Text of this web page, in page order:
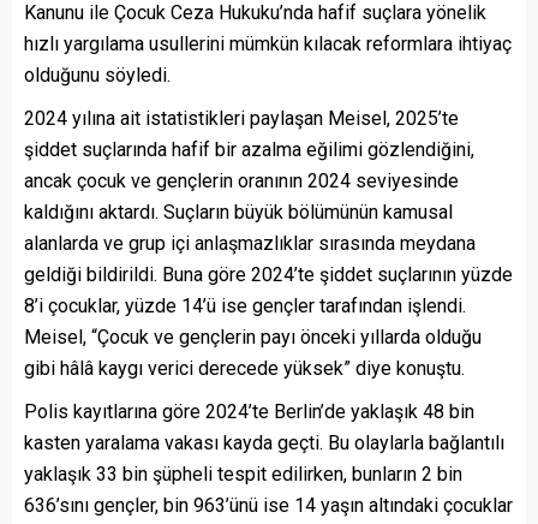
Kanunu ile Çocuk Ceza Hukuku’nda hafif suçlara yönelik
hızlı yargılama usullerini mümkün kılacak reformlara ihtiyaç
olduğunu söyledi.
2024 yılına ait istatistikleri paylaşan Meisel, 2025’te
şiddet suçlarında hafif bir azalma eğilimi gözlendiğini,
ancak çocuk ve gençlerin oranının 2024 seviyesinde
kaldığını aktardı. Suçların büyük bölümünün kamusal
alanlarda ve grup içi anlaşmazlıklar sırasında meydana
geldiği bildirildi. Buna göre 2024’te şiddet suçlarının yüzde
8’i çocuklar, yüzde 14’ü ise gençler tarafından işlendi.
Meisel, “Çocuk ve gençlerin payı önceki yıllarda olduğu
gibi hâlâ kaygı verici derecede yüksek” diye konuştu.
Polis kayıtlarına göre 2024’te Berlin’de yaklaşık 48 bin
kasten yaralama vakası kayda geçti. Bu olaylarla bağlantılı
yaklaşık 33 bin şüpheli tespit edilirken, bunların 2 bin
636’sını gençler, bin 963’ünü ise 14 yaşın altındaki çocuklar